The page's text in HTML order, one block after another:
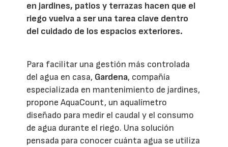
en jardines, patios y terrazas hacen que el
riego vuelva a ser una tarea clave dentro
del cuidado de los espacios exteriores.
Para facilitar una gestión más controlada
del agua en casa, Gardena, compañía
especializada en mantenimiento de jardines,
propone AquaCount, un aqualímetro
diseñado para medir el caudal y el consumo
de agua durante el riego. Una solución
pensada para conocer cuánta agua se utiliza